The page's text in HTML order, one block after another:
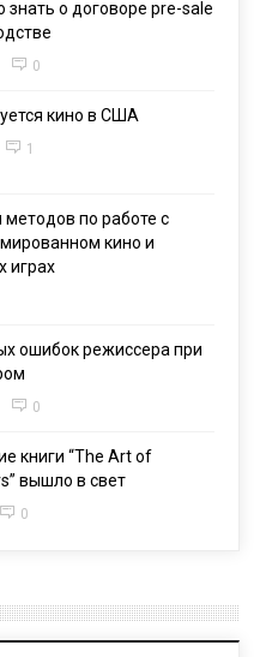
знать о договоре pre-sale
0
кино в США
1
по работе с
кино и
играх
ошибок режиссера при
0
книги “The Art of
вышло в свет
0